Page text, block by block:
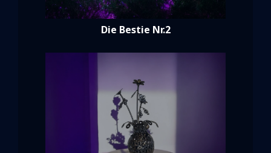
Die Bestie Nr.2